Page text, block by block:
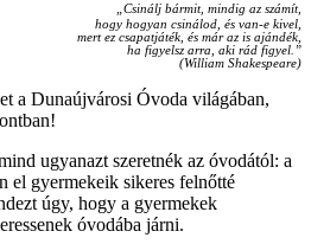
„Csinálj bármit, mindig az számít,
hogy hogyan csinálod, és van-e kivel,
mert ez csapatjáték, és már az is ajándék,
ha figyelsz arra, aki rád figyel.”
(William Shakespeare)
a Dunaújvárosi Óvoda világában,
ugyanazt szeretnék az óvodától: a
el gyermekeik sikeres felnőtté
úgy, hogy a gyermekek
óvodába járni.